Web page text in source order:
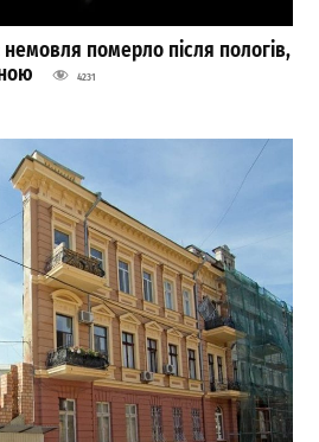
померло після пологів,
4231